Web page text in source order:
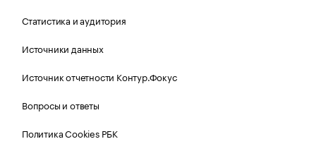
Статистика и аудитория
Источники данных
Источник отчетности Контур.Фокус
Вопросы и ответы
Политика Cookies РБК